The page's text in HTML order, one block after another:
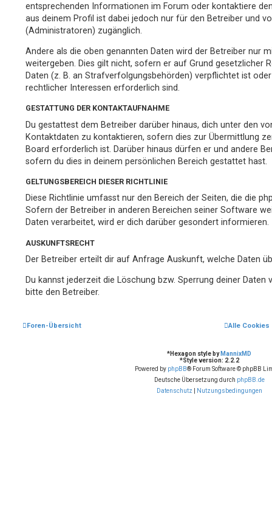
entsprechenden Informationen im Forum oder kontaktiere
aus deinem Profil ist dabei jedoch nur für den Betreiber und
(Administratoren) zugänglich.
Andere als die oben genannten Daten wird der Betreiber nur
weitergeben. Dies gilt nicht, sofern er auf Grund gesetzlicher
Daten (z. B. an Strafverfolgungsbehörden) verpflichtet ist
rechtlicher Interessen erforderlich sind.
GESTATTUNG DER KONTAKTAUFNAHME
Du gestattest dem Betreiber darüber hinaus, dich unter den
Kontaktdaten zu kontaktieren, sofern dies zur Übermittlung
Board erforderlich ist. Darüber hinaus dürfen er und andere
sofern du dies in deinem persönlichen Bereich gestattet hast.
GELTUNGSBEREICH DIESER RICHTLINIE
Diese Richtlinie umfasst nur den Bereich der Seiten, die die
Sofern der Betreiber in anderen Bereichen seiner Software
Daten verarbeitet, wird er dich darüber gesondert informieren.
AUSKUNFTSRECHT
Der Betreiber erteilt dir auf Anfrage Auskunft, welche Daten
Du kannst jederzeit die Löschung bzw. Sperrung deiner Daten
bitte den Betreiber.
Foren-Übersicht Alle
*Hexagon style by MannixMD
*Style version: 2.2.2
Powered by phpBB® Forum Software © phpBB
Deutsche Übersetzung durch phpBB.de
Datenschutz
Nutzungsbedingungen